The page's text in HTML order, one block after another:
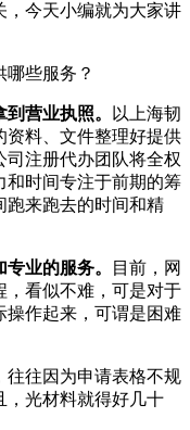
，今天小编就为大家讲
营业执照。
以上海韧
资料、文件整理好提供
注册代办团队将全权
和时间专注于前期的筹
跑来跑去的时间和精
业的服务。
目前，网
，看似不难，可是对于
操作起来，可谓是困难
往往因为申请表格不规
，光材料就得好几十